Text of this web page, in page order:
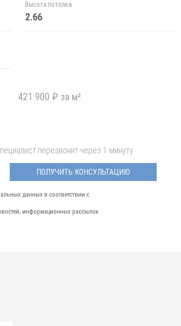
Высота потолка
2.66
421 900 ₽ за м²
перезвонит через 1 минуту
ПОЛУЧИТЬ КОНСУЛЬТАЦИЮ
данных в соответствии с
информационных рассылок